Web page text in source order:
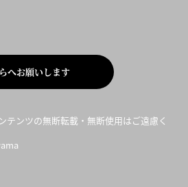
へお願いします
テンツの無断転載・無断使用はご遠慮く